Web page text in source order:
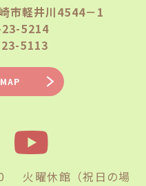
市軽井川4544－1
5214
5113
火曜休館（祝日の場